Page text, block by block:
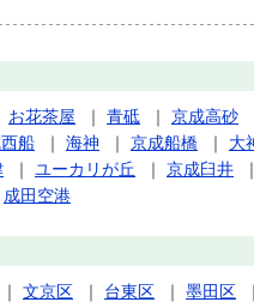
お花茶屋 ｜ 青砥 ｜ 京成高砂
船 ｜ 海神 ｜ 京成船橋 ｜ 大
｜ ユーカリが丘 ｜ 京成臼井 ｜
成田空港
｜ 文京区 ｜ 台東区 ｜ 墨田区